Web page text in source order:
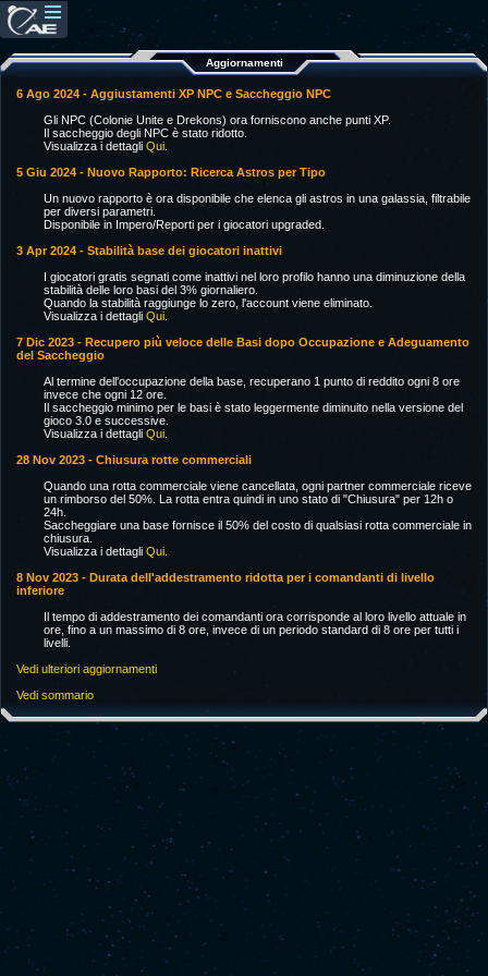
Aggiornamenti
6 Ago 2024 - Aggiustamenti XP NPC e Saccheggio NPC
Gli NPC (Colonie Unite e Drekons) ora forniscono anche punti XP.
Il saccheggio degli NPC è stato ridotto.
Visualizza i dettagli Qui
5 Giu 2024 - Nuovo Rapporto: Ricerca Astros per Tipo
Un nuovo rapporto è ora disponibile che elenca gli astros in una galassia, filtrabile
per diversi parametri.
Disponibile in Impero/Reporti per i giocatori upgraded.
3 Apr 2024 - Stabilità base dei giocatori inattivi
I giocatori gratis segnati come inattivi nel loro profilo hanno una diminuzione della
stabilità delle loro basi del 3% giornaliero.
Quando la stabilità raggiunge lo zero, l'account viene eliminato.
Visualizza i dettagli Qui
7 Dic 2023 - Recupero più veloce delle Basi dopo Occupazione e Adeguamento
del Saccheggio
Al termine dell'occupazione della base, recuperano 1 punto di reddito ogni 8 ore
invece che ogni 12 ore.
Il saccheggio minimo per le basi è stato leggermente diminuito nella versione del
gioco 3.0 e successive.
Visualizza i dettagli Qui
28 Nov 2023 - Chiusura rotte commerciali
Quando una rotta commerciale viene cancellata, ogni partner commerciale riceve
un rimborso del 50%. La rotta entra quindi in uno stato di "Chiusura" per 12h o
24h.
Saccheggiare una base fornisce il 50% del costo di qualsiasi rotta commerciale in
chiusura.
Visualizza i dettagli Qui
8 Nov 2023 - Durata dell'addestramento ridotta per i comandanti di livello
inferiore
Il tempo di addestramento dei comandanti ora corrisponde al loro livello attuale in
ore, fino a un massimo di 8 ore, invece di un periodo standard di 8 ore per tutti i
livelli.
Vedi ulteriori aggiornamenti
Vedi sommario